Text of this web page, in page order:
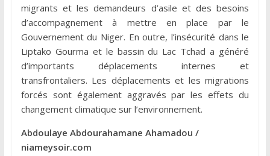
migrants et les demandeurs d’asile et des besoins
d’accompagnement à mettre en place par le
Gouvernement du Niger. En outre, l’insécurité dans le
Liptako Gourma et le bassin du Lac Tchad a généré
d’importants déplacements internes et
transfrontaliers. Les déplacements et les migrations
forcés sont également aggravés par les effets du
changement climatique sur l’environnement.
Abdoulaye Abdourahamane Ahamadou /
niameysoir.com